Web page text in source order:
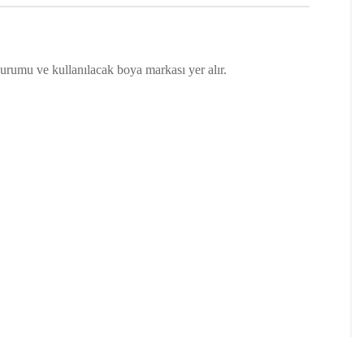
ve kullanılacak boya markası yer alır.